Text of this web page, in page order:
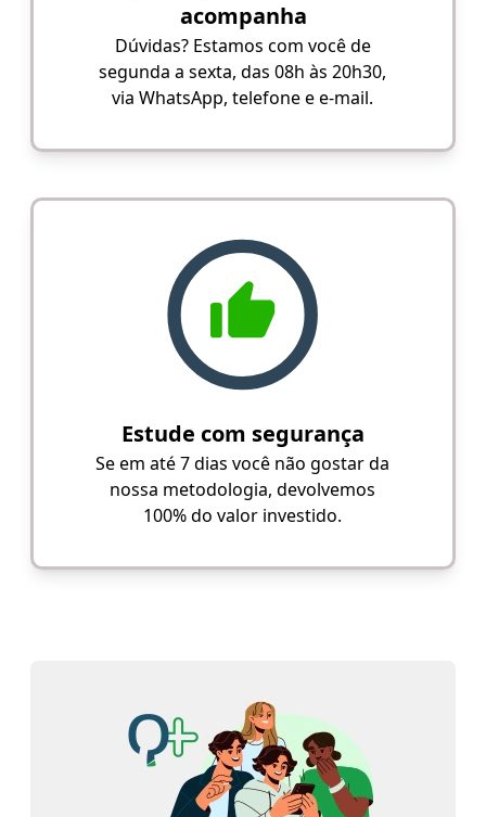
acompanha
Dúvidas? Estamos com você de
segunda a sexta, das 08h às 20h30,
via WhatsApp, telefone e e-mail.
Estude com segurança
Se em até 7 dias você não gostar da
nossa metodologia, devolvemos
100% do valor investido.